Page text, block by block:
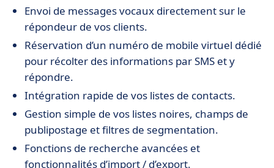
Envoi de messages vocaux directement sur le
répondeur de vos clients.
Réservation d’un numéro de mobile virtuel dédié
pour récolter des informations par SMS et y
répondre.
Intégration rapide de vos listes de contacts.
Gestion simple de vos listes noires, champs de
publipostage et filtres de segmentation.
Fonctions de recherche avancées et
fonctionnalités d’import / d’export.